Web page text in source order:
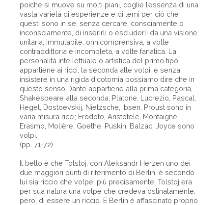
poiché si muove su molti piani, coglie l’essenza di una
vasta varietà di esperienze e di temi per ciò che
questi sono in sé, senza cercare, consciamente o
inconsciamente, di inserirli o escluderli da una visione
unitaria, immutabile, onnicomprensiva, a volte
contraddittoria e incompleta, a volte fanatica. La
personalità intellettuale o artistica del primo tipo
appartiene ai ricci, la seconda alle volpi; e senza
insistere in una rigida dicotomia possiamo dire che in
questo senso Dante appartiene alla prima categoria,
Shakespeare alla seconda; Platone, Lucrezio, Pascal,
Hegel, Dostoevskij, Nietzsche, Ibsen, Proust sono in
varia misura ricci; Erodoto, Aristotele, Montaigne,
Erasmo, Molière, Goethe, Puskin, Balzac, Joyce sono
volpi.
(pp. 71-72)
Il bello è che Tolstoj, con Aleksandr Herzen uno dei
due maggiori punti di riferimento di Berlin, è secondo
lui sia riccio che volpe: più precisamente, Tolstoj era
per sua natura una volpe che credeva ostinatamente,
però, di essere un riccio. E Berlin è affascinato proprio